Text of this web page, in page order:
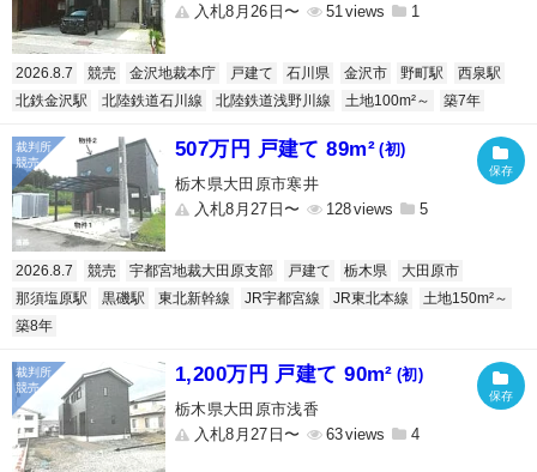
入札8月26日〜
51 1
2026.8.7 競売 金沢地裁本庁 戸建て 石川県 金沢市 野町駅
西泉駅
北鉄金沢駅
北陸鉄道石川線 北陸鉄道浅野川線 土地100m²～ 築7年
507万円 戸建て 89m² (初)
栃木県大田原市寒井
入札8月27日〜
128 5
2026.8.7 競売 宇都宮地裁大田原支部 戸建て 栃木県
大田原市
那須塩原駅
黒磯駅 東北新幹線 JR宇都宮線 JR東北本線
土地150m²～
築8年
1,200万円 戸建て 90m² (初)
栃木県大田原市浅香
入札8月27日〜
63 4